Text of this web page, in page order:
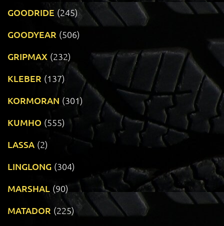
GOODRIDE (245)
GOODYEAR (506)
GRIPMAX (232)
KLEBER (137)
KORMORAN (301)
KUMHO (555)
LASSA (2)
LINGLONG (304)
MARSHAL (90)
MATADOR (225)